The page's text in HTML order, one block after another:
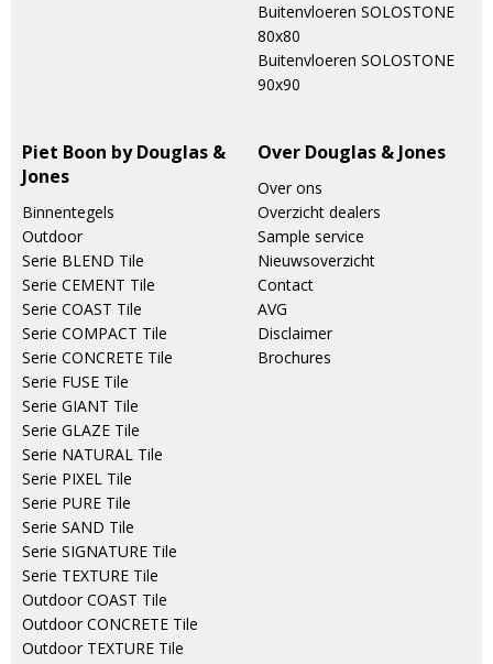
Buitenvloeren SOLOSTONE
80x80
Buitenvloeren SOLOSTONE
90x90
Piet Boon by Douglas &
Jones
Binnentegels
Outdoor
Serie BLEND Tile
Serie CEMENT Tile
Serie COAST Tile
Serie COMPACT Tile
Serie CONCRETE Tile
Serie FUSE Tile
Serie GIANT Tile
Serie GLAZE Tile
Serie NATURAL Tile
Serie PIXEL Tile
Serie PURE Tile
Serie SAND Tile
Serie SIGNATURE Tile
Serie TEXTURE Tile
Outdoor COAST Tile
Outdoor CONCRETE Tile
Outdoor TEXTURE Tile
Over Douglas & Jones
Over ons
Overzicht dealers
Sample service
Nieuwsoverzicht
Contact
AVG
Disclaimer
Brochures